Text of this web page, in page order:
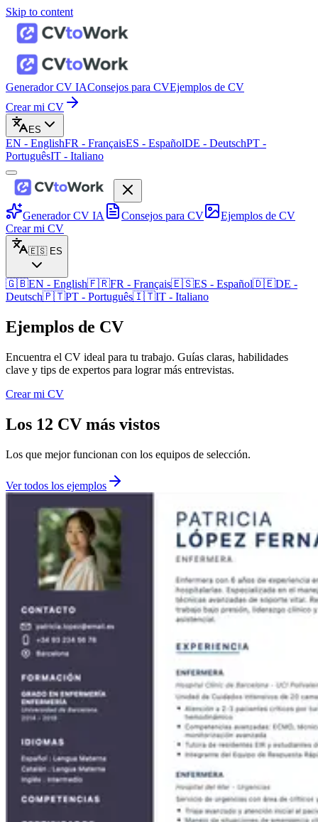
Skip to content
Generador CV IAConsejos para CVEjemplos de CV
Crear mi CV
ES
EN - EnglishFR - FrançaisES - EspañolDE - DeutschPT -
PortuguêsIT - Italiano
Generador CV IA Consejos para CV
Ejemplos de CV
Crear mi CV
🇪🇸 ES
🇬🇧EN - English🇫🇷FR - Français🇪🇸ES - Español🇩🇪DE -
Deutsch🇵🇹PT - Português🇮🇹IT - Italiano
Ejemplos de CV
Encuentra el CV ideal para tu trabajo. Guías claras, habilidades
clave y tips de expertos para lograr más entrevistas.
Crear mi CV
Los 12 CV más vistos
Los que mejor funcionan con los equipos de selección.
Ver todos los ejemplos